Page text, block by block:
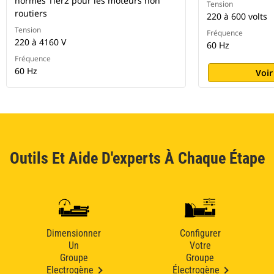
routiers
Tension
220 à 4160 V
Fréquence
60 Hz
Tension
220 à 600 volts
Fréquence
60 Hz
Outils Et Aide D'experts À Chaque Étape
Dimensionner
Un
Groupe
Electrogène
Configurer
Votre
Groupe
Électrogène